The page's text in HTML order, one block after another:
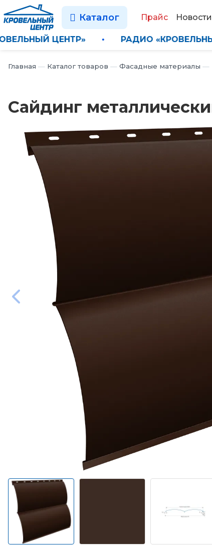
Каталог Прайс Новости
«КРОВЕЛЬНЫЙ ЦЕНТР» • РАДИО
Главная — Каталог товаров — Фасадные материалы —
Сайдинг